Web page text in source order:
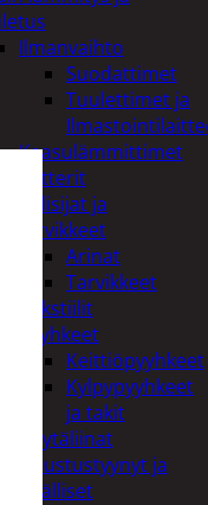
Ilmanvaihto
Suodattimet
Tuulettimet ja
Kaasulämmittimet
Patterit
Tulisijat ja
tarvikkeet
Arinat
Tarvikkeet
Pyyhkeet
Keittiöpyyhkeet
Kylpypyyhkeet
ja takit
Pöytäliinat
Sisustustyynyt ja
päälliset